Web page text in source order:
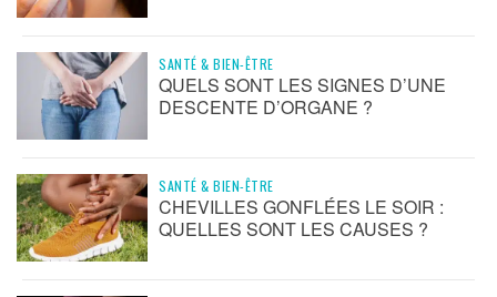
SANTÉ & BIEN-ÊTRE
QUELS SONT LES SIGNES D’UNE
DESCENTE D’ORGANE ?
SANTÉ & BIEN-ÊTRE
CHEVILLES GONFLÉES LE SOIR :
QUELLES SONT LES CAUSES ?